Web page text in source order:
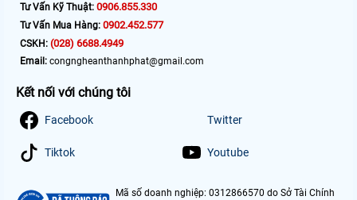
Tư Vấn Kỹ Thuật: 0906.855.330
Tư Vấn Mua Hàng: 0902.452.577
CSKH: (028) 6688.4949
Email: congngheanthanhphat@gmail.com
Kết nối với chúng tôi
Facebook Twitter
Tiktok Youtube
Mã số doanh nghiệp: 0312866570 do Sở Tài Chính